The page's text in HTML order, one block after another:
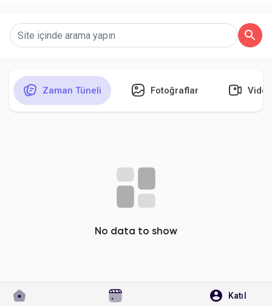
Katıl
My Groups
Discover Sayfalar
Discover Posts
Zaman Tüneli Fotoğraflar
No data to show